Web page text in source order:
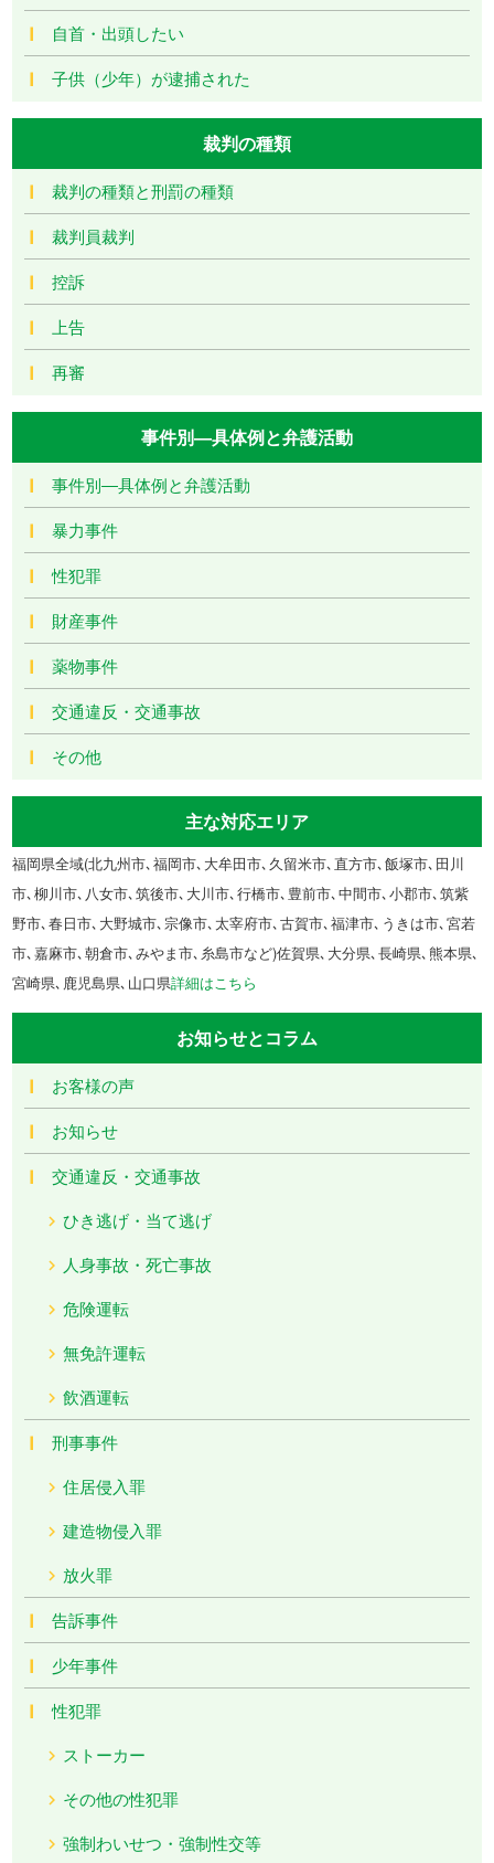
自首・出頭したい
子供（少年）が逮捕された
裁判の種類
裁判の種類と刑罰の種類
裁判員裁判
控訴
上告
再審
事件別―具体例と弁護活動
事件別―具体例と弁護活動
暴力事件
性犯罪
財産事件
薬物事件
交通違反・交通事故
その他
主な対応エリア
福岡県全域(北九州市､福岡市､大牟田市､久留米市､直方市､飯塚市､田川
市､柳川市､八女市､筑後市､大川市､行橋市､豊前市､中間市､小郡市､筑紫
野市､春日市､大野城市､宗像市､太宰府市､古賀市､福津市､うきは市､宮若
市､嘉麻市､朝倉市､みやま市､糸島市など)佐賀県､大分県､長崎県､熊本県､
宮崎県､鹿児島県､山口県詳細はこちら
お知らせとコラム
お客様の声
お知らせ
交通違反・交通事故
ひき逃げ・当て逃げ
人身事故・死亡事故
危険運転
無免許運転
飲酒運転
刑事事件
住居侵入罪
建造物侵入罪
放火罪
告訴事件
少年事件
性犯罪
ストーカー
その他の性犯罪
強制わいせつ・強制性交等